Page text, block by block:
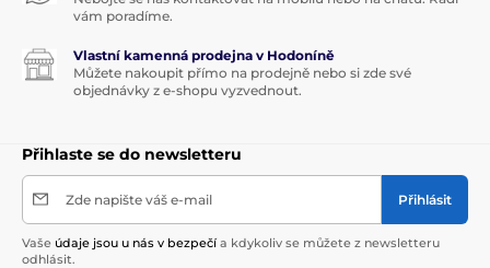
vám poradíme.
Vlastní kamenná prodejna v Hodoníně
Můžete nakoupit přímo na prodejně nebo si zde své
objednávky z e-shopu vyzvednout.
Přihlaste se do newsletteru
Zde napište váš e-mail Přihlásit
Vaše údaje jsou u nás v bezpečí a kdykoliv se můžete z newsletteru
odhlásit.